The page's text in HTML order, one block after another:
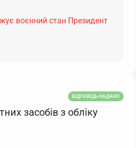
воєнний стан Президент
ВІДПОВІДЬ НАДАНО
засобів з обліку